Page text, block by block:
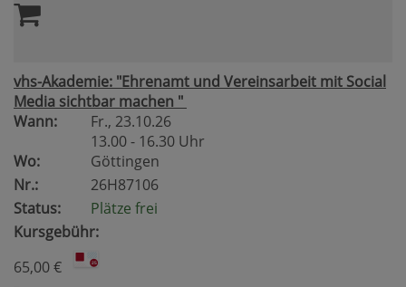
vhs-Akademie: "Ehrenamt und Vereinsarbeit mit Social
Media sichtbar machen "
Wann:
Fr., 23.10.26
13.00 - 16.30 Uhr
Wo:
Göttingen
Nr.:
26H87106
Status:
Plätze frei
Kursgebühr:
65,00 €